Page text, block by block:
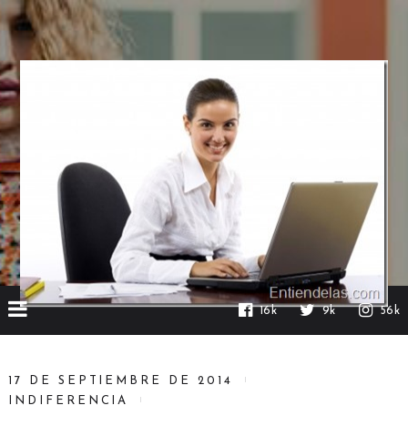
16k 9k 56k
17 DE SEPTIEMBRE DE 2014
INDIFERENCIA